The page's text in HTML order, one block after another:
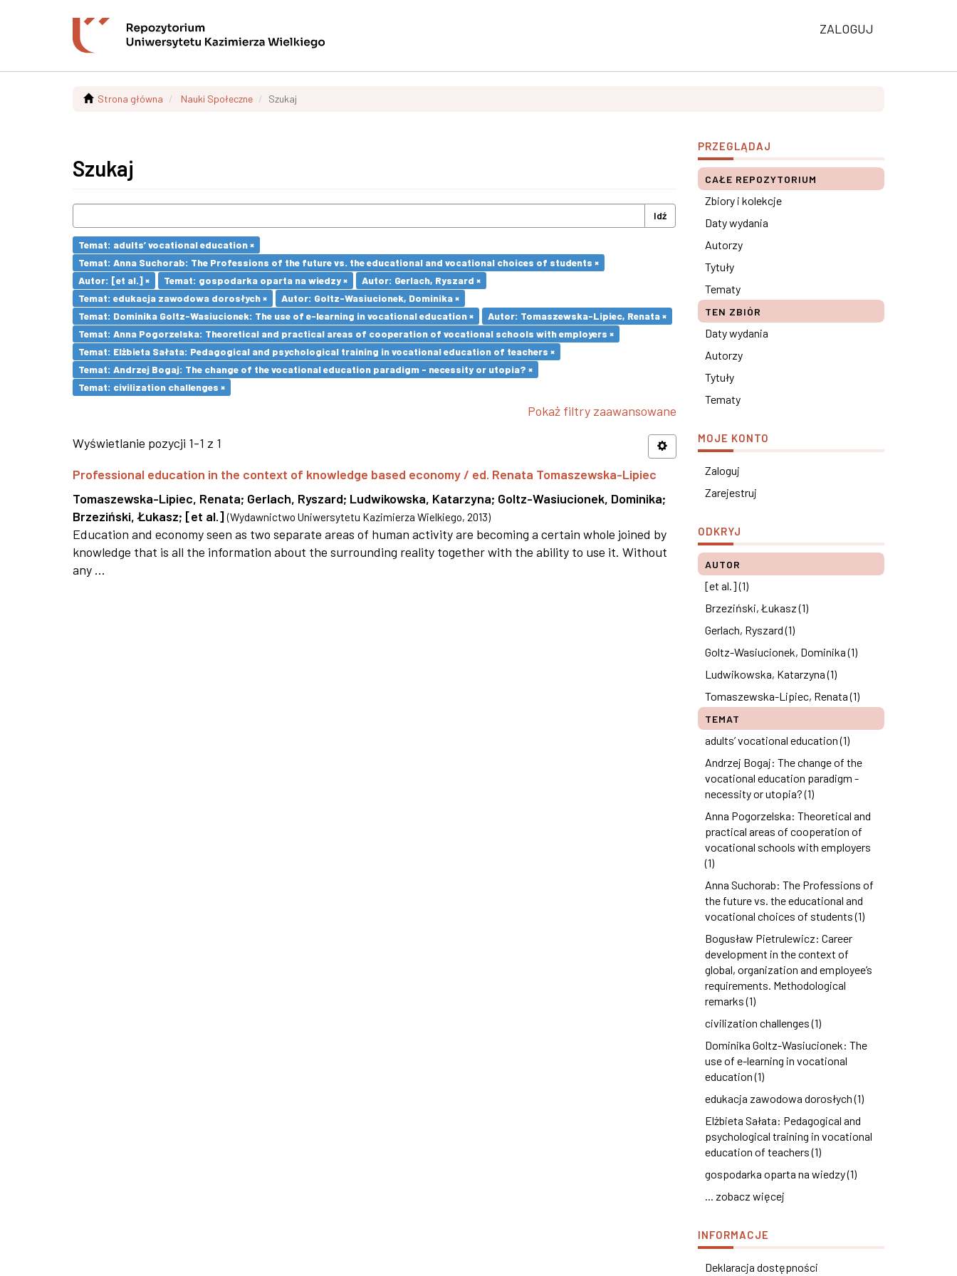
ZALOGUJ
Strona główna Nauki Społeczne Szukaj
Szukaj
Idź
Temat: adults’ vocational education ×
Temat: Anna Suchorab: The Professions of the future vs. the educational and vocational choices of students ×
Autor: [et al.] ×
Temat: gospodarka oparta na wiedzy ×
Autor: Gerlach, Ryszard ×
Temat: edukacja zawodowa dorosłych ×
Autor: Goltz-Wasiucionek, Dominika ×
Temat: Dominika Goltz-Wasiucionek: The use of e-learning in vocational education ×
Autor: Tomaszewska-Lipiec, Renata ×
Temat: Anna Pogorzelska: Theoretical and practical areas of cooperation of vocational schools with employers ×
Temat: Elżbieta Sałata: Pedagogical and psychological training in vocational education of teachers ×
Temat: Andrzej Bogaj: The change of the vocational education paradigm - necessity or utopia? ×
Temat: civilization challenges ×
Pokaż filtry zaawansowane
Wyświetlanie pozycji 1-1 z 1
Professional education in the context of knowledge based economy / ed. Renata Tomaszewska-Lipiec
Tomaszewska-Lipiec, Renata; Gerlach, Ryszard; Ludwikowska, Katarzyna; Goltz-Wasiucionek, Dominika;
Brzeziński, Łukasz; [et al.] (Wydawnictwo Uniwersytetu Kazimierza Wielkiego, 2013)
Education and economy seen as two separate areas of human activity are becoming a certain whole joined by
knowledge that is all the information about the surrounding reality together with the ability to use it. Without
any ...
PRZEGLĄDAJ
CAŁE REPOZYTORIUM
Zbiory i kolekcje
Daty wydania
Autorzy
Tytuły
Tematy
TEN ZBIÓR
Daty wydania
Autorzy
Tytuły
Tematy
MOJE KONTO
Zaloguj
Zarejestruj
ODKRYJ
AUTOR
[et al.] (1)
Brzeziński, Łukasz (1)
Gerlach, Ryszard (1)
Goltz-Wasiucionek, Dominika (1)
Ludwikowska, Katarzyna (1)
Tomaszewska-Lipiec, Renata (1)
TEMAT
adults’ vocational education (1)
Andrzej Bogaj: The change of the
vocational education paradigm -
necessity or utopia? (1)
Anna Pogorzelska: Theoretical and
practical areas of cooperation of
vocational schools with employers
(1)
Anna Suchorab: The Professions of
the future vs. the educational and
vocational choices of students (1)
Bogusław Pietrulewicz: Career
development in the context of
global, organization and employee’s
requirements. Methodological
remarks (1)
civilization challenges (1)
Dominika Goltz-Wasiucionek: The
use of e-learning in vocational
education (1)
edukacja zawodowa dorosłych (1)
Elżbieta Sałata: Pedagogical and
psychological training in vocational
education of teachers (1)
gospodarka oparta na wiedzy (1)
... zobacz więcej
INFORMACJE
Deklaracja dostępności